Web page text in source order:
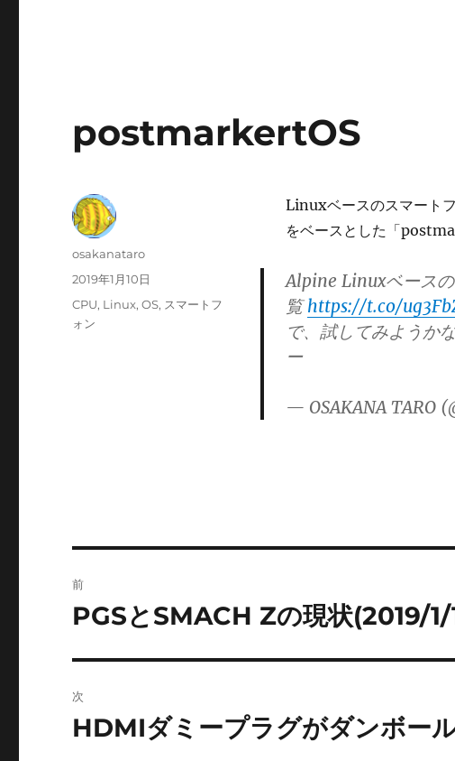
postmarkertOS
Linuxベースのスマート
をベースとした「
Alpine Linuxベース
覧https://t.co/
で、試してみようか
ー
— OSAKANA TARO
投
osakanataro
投
2019年1月10日
カ
テ
CPU, Linux,OS, スマートフ
ォン
稿
ゲ
前
前
投
稿:
PGSとSMACH Zの現状(2019/1/
次
次
HDMIダミープラグがダンボー